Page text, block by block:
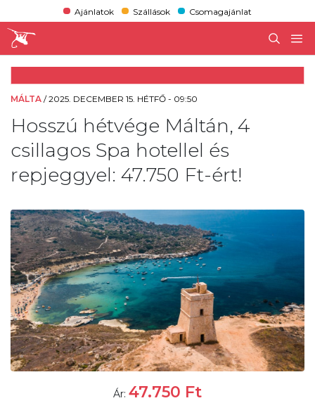
Ajánlatok Szállások Csomagajánlat
MÁLTA /2025. DECEMBER 15. HÉTFŐ - 09:50
Hosszú hétvége Máltán, 4
csillagos Spa hotellel és
repjeggyel: 47.750 Ft-ért!
Ár: 47.750 Ft